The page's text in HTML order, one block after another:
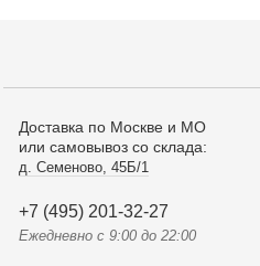
Доставка по Москве и МО
или самовывоз со склада:
д. Семеново, 45Б/1
+7 (495) 201-32-27
Ежедневно с 9:00 до 22:00